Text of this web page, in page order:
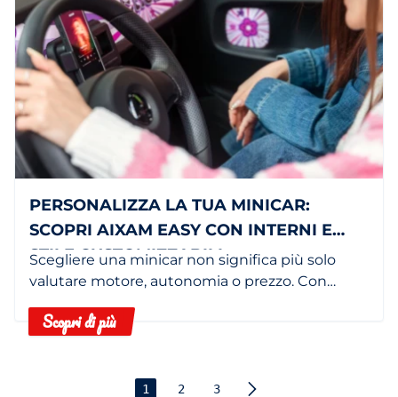
PERSONALIZZA LA TUA MINICAR:
SCOPRI AIXAM EASY CON INTERNI E
STILE CUSTOMIZZABILI
Scegliere una minicar non significa più solo
valutare motore, autonomia o prezzo. Con
personalizzandolo in base al tuo stile.
Scopri di più
1 2 3